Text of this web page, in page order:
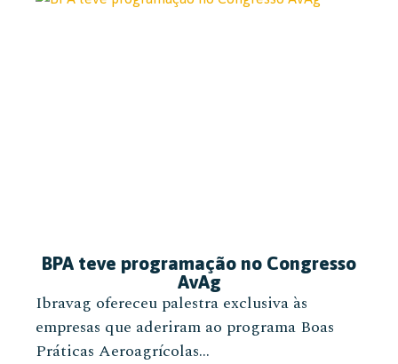
BPA teve programação no Congresso
AvAg
Ibravag ofereceu palestra exclusiva às
empresas que aderiram ao programa Boas
Práticas Aeroagrícolas...